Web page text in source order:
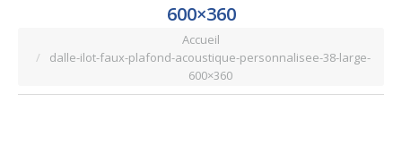
600×360
Accueil
dalle-ilot-faux-plafond-acoustique-personnalisee-38-large-
600×360